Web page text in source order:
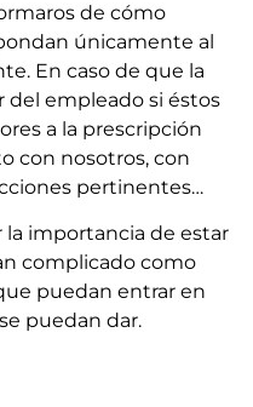
de cómo
únicamente al
En caso de que la
del empleado si éstos
a la prescripción
con nosotros, con
pertinentes…
importancia de estar
complicado como
puedan entrar en
puedan dar.